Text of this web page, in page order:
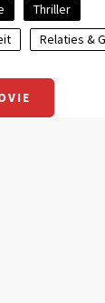
Thriller
Relaties &